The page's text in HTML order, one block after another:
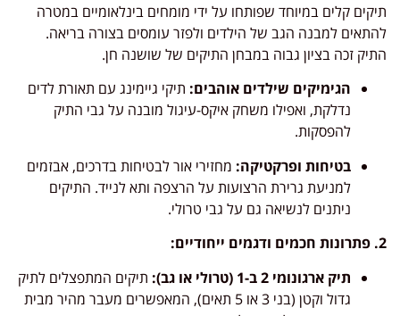
תיקים קלים במיוחד שפותחו על ידי מומחים בינלאומיים במטרה
להתאים למבנה הגב של הילדים ולפזר עומסים בצורה בריאה.
התיק זכה בציון גבוה במבחן התיקים של שושנה חן.
הגימיקים שילדים אוהבים: תיקי גיימינג עם תאורת לדים
נדלקת, ואפילו משחק איקס-עיגול מובנה על גבי התיק
להפסקות.
בטיחות ופרקטיקה: מחזירי אור לבטיחות בדרכים, אבזמים
למניעת גרירת הרצועות על הרצפה ותא לנייד. התיקים
ניתנים לנשיאה גם על גבי טרולי.
2. פתרונות חכמים ודגמים ייחודיים:
תיק ארגונומי 2 ב-1 (טרולי או גב):
תיקים המתפצלים לתיק
גדול וקטן (בני 3 או 5 תאים), המאפשרים מעבר מהיר מבית